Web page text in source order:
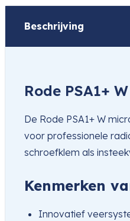
Beschrijving
Rode PSA1+
De Rode PSA1+ W
voor professionele
schroefklem als
Kenmerken
Innovatief